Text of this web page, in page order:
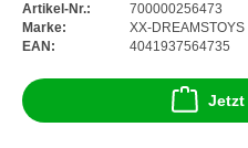
Artikel-Nr.:
700000256473
Marke:
XX-DREAMSTOYS
EAN:
4041937564735
Jetzt